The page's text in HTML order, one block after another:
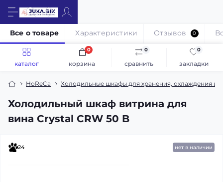
каталог сравнить
0
закладки
0
корзина
0
HoReCa Холодильные шкафы для хранения, охлаждения и
Холодильный шкаф витрина для
вина Crystal CRW 50 B
Все о товаре Характеристики Отзывов 0
24 нет в наличии